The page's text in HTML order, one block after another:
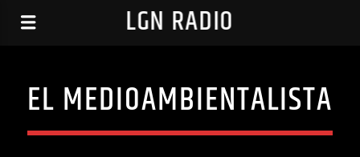
LGN RADIO
EL MEDIOAMBIENTALISTA